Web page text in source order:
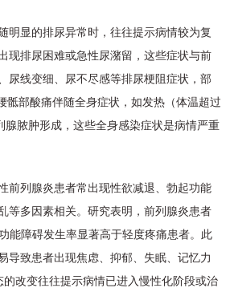
明显的排尿异常时，往往提示病情较为复
现排尿困难或急性尿潴留，这些症状与前
尿线变细、尿不尽感等排尿梗阻症状，部
部酸痛伴随全身症状，如发热（体温超过
脓肿形成，这些全身感染症状是病情严重
前列腺炎患者常出现性欲减退、勃起功能
等多因素相关。研究表明，前列腺炎患者
能障碍发生率显著高于轻度疼痛患者。此
致患者出现焦虑、抑郁、失眠、记忆力
改变往往提示病情已进入慢性化阶段或治